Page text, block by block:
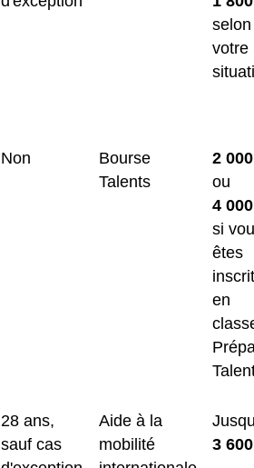
selon
votre
Non
Bourse
Talents
2
ou
4
si
êtes
inscrit
en
28 ans,
sauf cas
Aide à la
mobilité
3